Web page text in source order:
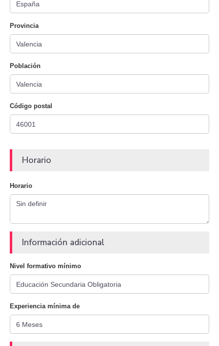
Provincia
Población
Código postal
Horario
Horario
Información adicional
Nivel formativo mínimo
Experiencia mínima de